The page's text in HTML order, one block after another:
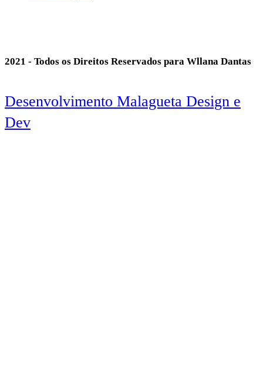
2021 - Todos os Direitos Reservados para Wllana Dantas
Desenvolvimento Malagueta Design e
Dev